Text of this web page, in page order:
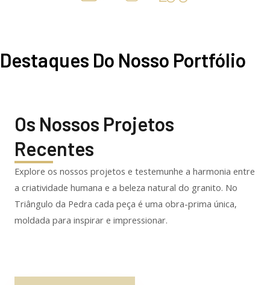
Destaques Do Nosso Portfólio
Os Nossos Projetos
Recentes
Explore os nossos projetos e testemunhe a harmonia entre
a criatividade humana e a beleza natural do granito. No
Triângulo da Pedra cada peça é uma obra-prima única,
moldada para inspirar e impressionar.